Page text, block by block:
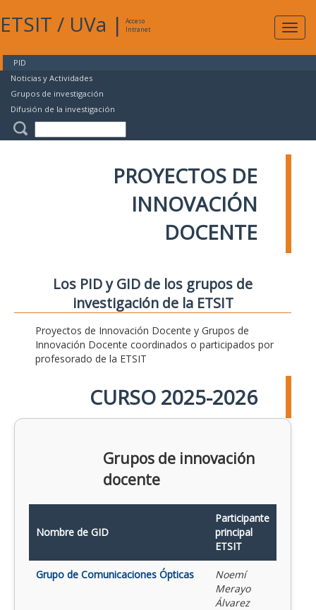
ETSIT / UVa |
Acceso
Intranet
PID
Noticias y Actividades
Grupos de investigación
Difusión de la investigación
PROYECTOS DE
INNOVACIÓN
DOCENTE
Los PID y GID de los grupos de
investigación de la ETSIT
Proyectos de Innovación Docente y Grupos de
Innovación Docente coordinados o participados por
profesorado de la ETSIT
CURSO 2025-2026
Grupos de innovación
docente
Nombre de GID
Participante
principal
ETSIT
Grupo de Comunicaciones Ópticas
Noemí
Merayo
Álvarez